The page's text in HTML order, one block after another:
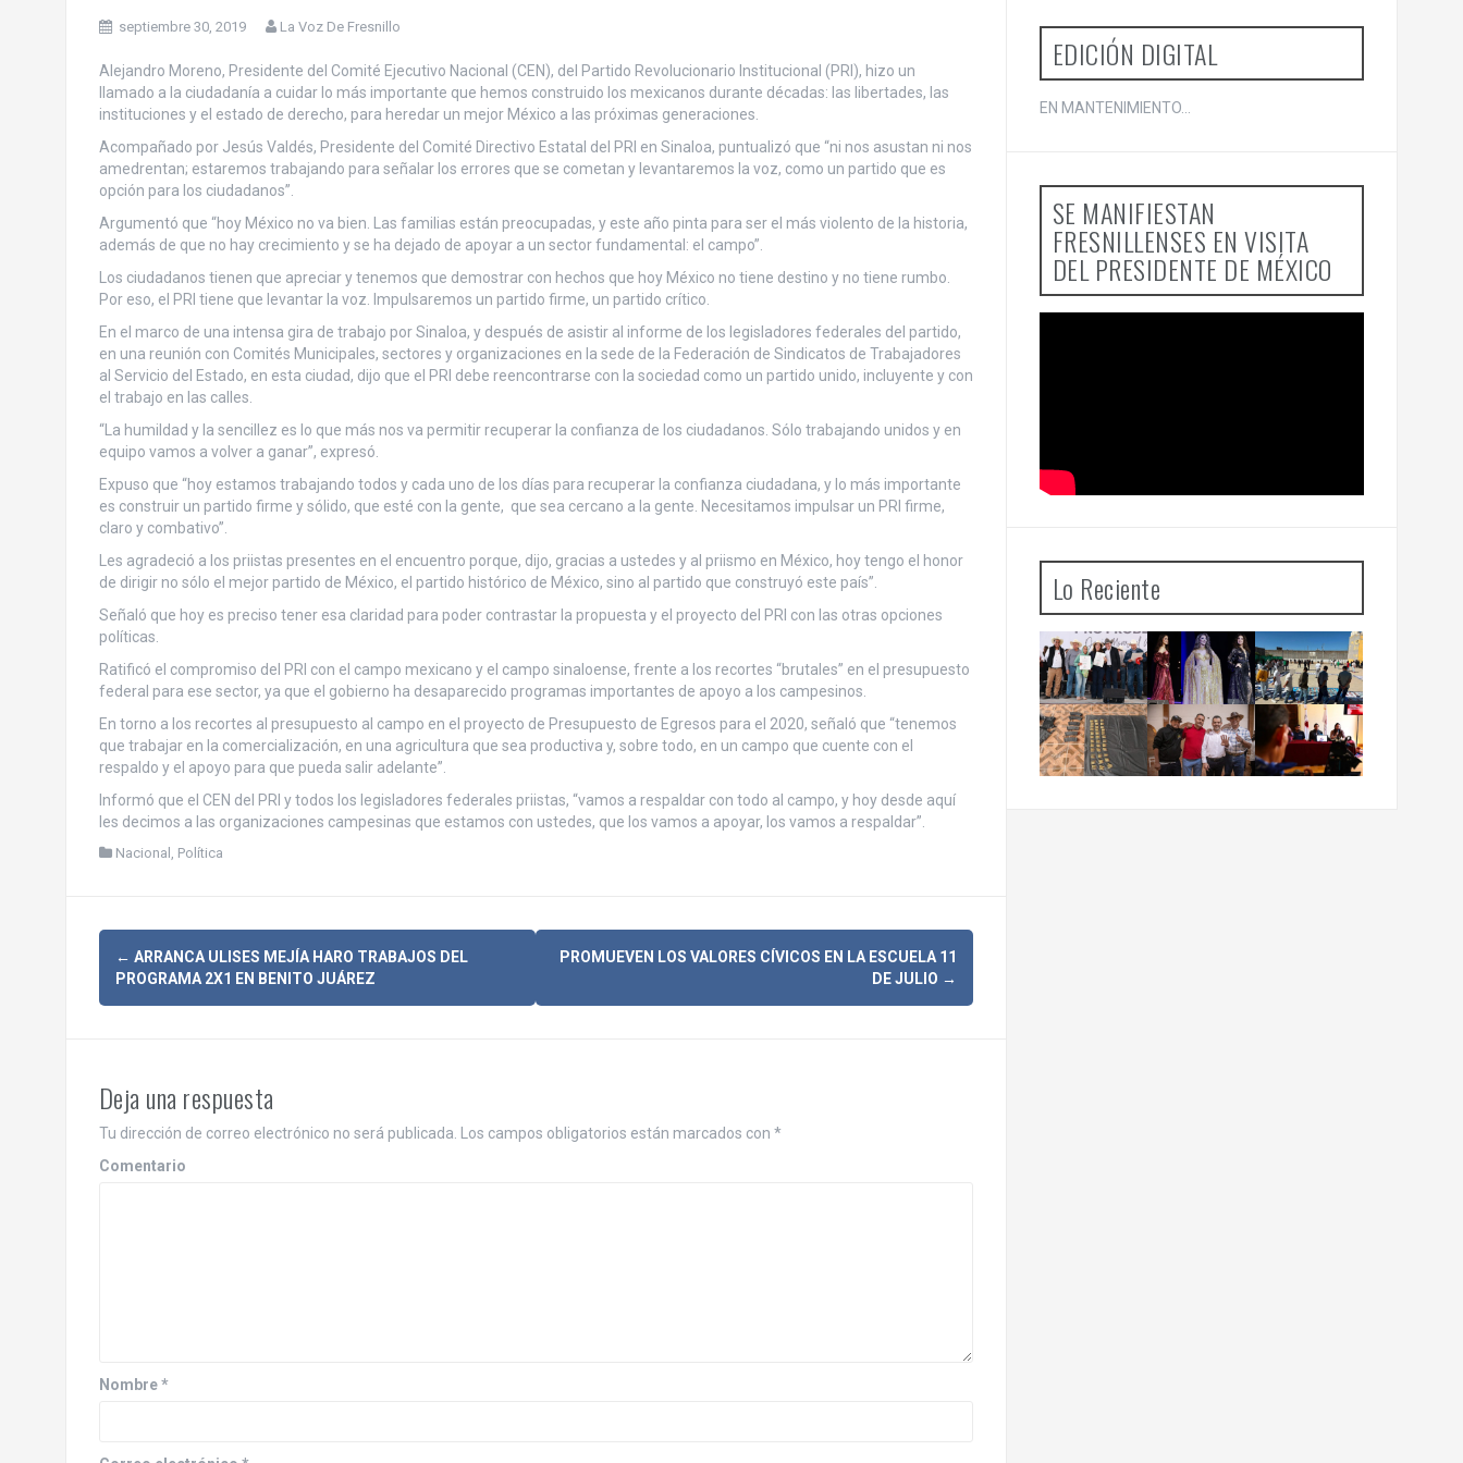
septiembre 30, 2019 La Voz De Fresnillo
Alejandro Moreno, Presidente del Comité Ejecutivo Nacional (CEN), del Partido Revolucionario Institucional (PRI), hizo un
llamado a la ciudadanía a cuidar lo más importante que hemos construido los mexicanos durante décadas: las libertades, las
instituciones y el estado de derecho, para heredar un mejor México a las próximas generaciones.
Acompañado por Jesús Valdés, Presidente del Comité Directivo Estatal del PRI en Sinaloa, puntualizó que “ni nos asustan ni nos
amedrentan; estaremos trabajando para señalar los errores que se cometan y levantaremos la voz, como un partido que es
opción para los ciudadanos”.
Argumentó que “hoy México no va bien. Las familias están preocupadas, y este año pinta para ser el más violento de la historia,
además de que no hay crecimiento y se ha dejado de apoyar a un sector fundamental: el campo”.
Los ciudadanos tienen que apreciar y tenemos que demostrar con hechos que hoy México no tiene destino y no tiene rumbo.
Por eso, el PRI tiene que levantar la voz. Impulsaremos un partido firme, un partido crítico.
En el marco de una intensa gira de trabajo por Sinaloa, y después de asistir al informe de los legisladores federales del partido,
en una reunión con Comités Municipales, sectores y organizaciones en la sede de la Federación de Sindicatos de Trabajadores
al Servicio del Estado, en esta ciudad, dijo que el PRI debe reencontrarse con la sociedad como un partido unido, incluyente y con
el trabajo en las calles.
“La humildad y la sencillez es lo que más nos va permitir recuperar la confianza de los ciudadanos. Sólo trabajando unidos y en
equipo vamos a volver a ganar”, expresó.
Expuso que “hoy estamos trabajando todos y cada uno de los días para recuperar la confianza ciudadana, y lo más importante
es construir un partido firme y sólido, que esté con la gente, que sea cercano a la gente. Necesitamos impulsar un PRI firme,
claro y combativo”.
Les agradeció a los priistas presentes en el encuentro porque, dijo, gracias a ustedes y al priismo en México, hoy tengo el honor
de dirigir no sólo el mejor partido de México, el partido histórico de México, sino al partido que construyó este país”.
Señaló que hoy es preciso tener esa claridad para poder contrastar la propuesta y el proyecto del PRI con las otras opciones
políticas.
Ratificó el compromiso del PRI con el campo mexicano y el campo sinaloense, frente a los recortes “brutales” en el presupuesto
federal para ese sector, ya que el gobierno ha desaparecido programas importantes de apoyo a los campesinos.
En torno a los recortes al presupuesto al campo en el proyecto de Presupuesto de Egresos para el 2020, señaló que “tenemos
que trabajar en la comercialización, en una agricultura que sea productiva y, sobre todo, en un campo que cuente con el
respaldo y el apoyo para que pueda salir adelante”.
Informó que el CEN del PRI y todos los legisladores federales priistas, “vamos a respaldar con todo al campo, y hoy desde aquí
les decimos a las organizaciones campesinas que estamos con ustedes, que los vamos a apoyar, los vamos a respaldar”.
Nacional Política
N
a
e
g
a
d
← ARRANCA ULISES MEJÍA HARO TRABAJOS DEL
PROGRAMA 2X1 EN BENITO JUÁREZ
PROMUEVEN LOS VALORES CÍVICOS EN LA ESCUELA 11
DE JULIO →
Deja una respuesta
Tu dirección de correo electrónico no será publicada. Los campos obligatorios están marcados con *
Comentario
Nombre*
EDICIÓN DIGITAL
EN MANTENIMIENTO...
SE MANIFIESTAN
FRESNILLENSES EN VISITA
DEL PRESIDENTE DE MÉXICO
Lo Reciente